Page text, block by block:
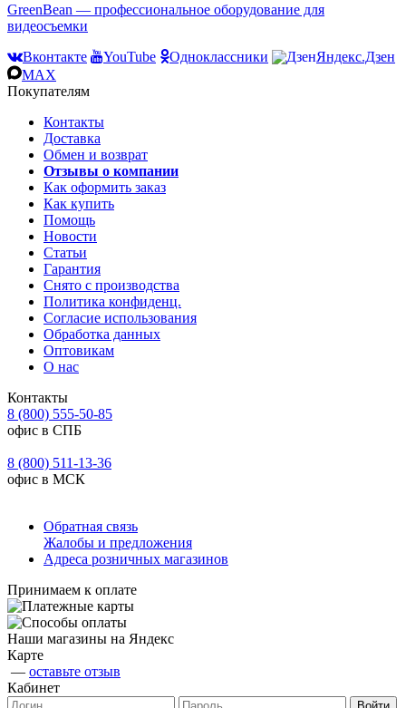
GreenBean — профессиональное оборудование для
видеосъемки
Вконтакте
YouTube Одноклассники
Яндекс.Дзен
MAX
Покупателям
Контакты
Доставка
Обмен и возврат
Отзывы о компании
Как оформить заказ
Как купить
Помощь
Новости
Статьи
Гарантия
Снято с производства
Политика конфиденц.
Согласие использования
Обработка данных
Оптовикам
О нас
Контакты
8 (800) 555-50-85
офис в СПБ
8 (800) 511-13-36
офис в МСК
Обратная связь
Жалобы и предложения
Адреса розничных магазинов
Принимаем к оплате
Наши магазины на Яндекс
Карте
— оставьте отзыв
Кабинет